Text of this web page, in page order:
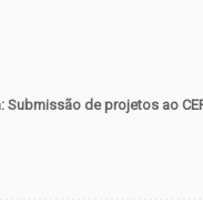
Submissão de projetos ao